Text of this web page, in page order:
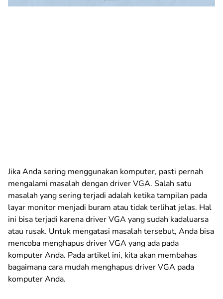
Jika Anda sering menggunakan komputer, pasti pernah
mengalami masalah dengan driver VGA. Salah satu
masalah yang sering terjadi adalah ketika tampilan pada
layar monitor menjadi buram atau tidak terlihat jelas. Hal
ini bisa terjadi karena driver VGA yang sudah kadaluarsa
atau rusak. Untuk mengatasi masalah tersebut, Anda bisa
mencoba menghapus driver VGA yang ada pada
komputer Anda. Pada artikel ini, kita akan membahas
bagaimana cara mudah menghapus driver VGA pada
komputer Anda.